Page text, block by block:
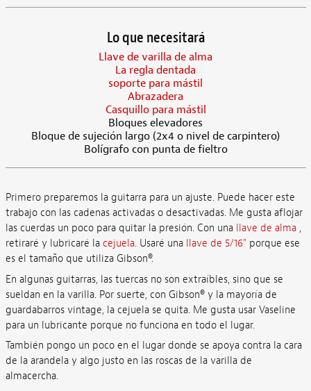
Lo que necesitará
Llave de varilla de alma
La regla dentada
soporte para mástil
Abrazadera
Casquillo para mástil
Bloques elevadores
Bloque de sujeción largo (2x4 o nivel de carpintero)
Bolígrafo con punta de fieltro
Primero preparemos la guitarra para un ajuste. Puede hacer este
trabajo con las cadenas activadas o desactivadas. Me gusta aflojar
las cuerdas un poco para quitar la presión. Con una llave de alma,
retiraré y lubricaré la cejuela. Usaré una llave de 5/16" porque ese
es el tamaño que utiliza Gibson®.
En algunas guitarras, las tuercas no son extraíbles, sino que se
sueldan en la varilla. Por suerte, con Gibson® y la mayoría de
guardabarros vintage, la cejuela se quita. Me gusta usar Vaseline
para un lubricante porque no funciona en todo el lugar.
También pongo un poco en el lugar donde se apoya contra la cara
de la arandela y algo justo en las roscas de la varilla de
almacercha.